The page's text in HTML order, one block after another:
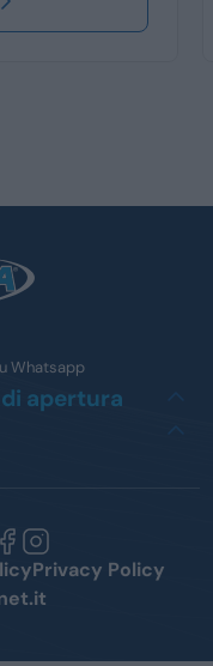
Whatsapp
apertura
Privacy Policy